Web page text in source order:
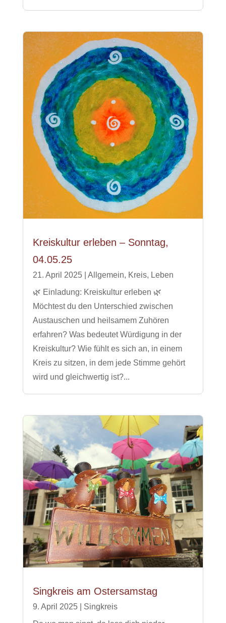
Kreiskultur erleben – Sonntag,
04.05.25
21. April 2025| Allgemein, Kreis, Leben
🌿 Einladung: Kreiskultur erleben 🌿
Möchtest du den Unterschied zwischen
Austauschen und heilsamem Zuhören
erfahren? Was bedeutet Würdigung in der
Kreiskultur? Wie fühlt es sich an, in einem
Kreis zu sitzen, in dem jede Stimme gehört
wird und gleichwertig ist?...
Singkreis am Ostersamstag
9. April 2025| Singkreis